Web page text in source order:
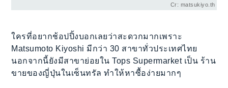
Cr: matsukiyo.th
ใครที่อยากช้อปปิ้งบอกเลยว่าสะดวกมากเพราะ
Matsumoto Kiyoshi มีกว่า 30 สาขาทั่วประเทศไทย
นอกจากนี้ยังมีสาขาย่อยใน Tops Supermarket เป็น ร้าน
ขายของญี่ปุ่นในเซ็นทรัล ทำให้หาซื้อง่ายมากๆ